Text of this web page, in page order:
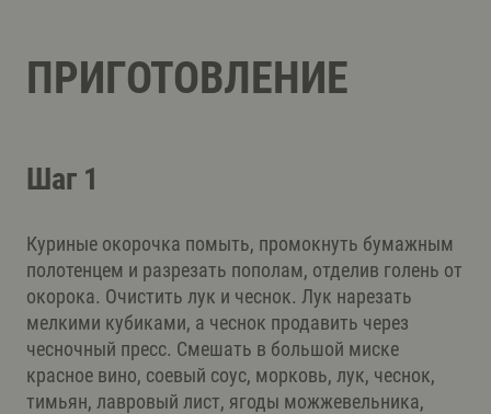
ПРИГОТОВЛЕНИЕ
Шаг 1
Куриные окорочка помыть, промокнуть бумажным
полотенцем и разрезать пополам, отделив голень от
окорока. Очистить лук и чеснок. Лук нарезать
мелкими кубиками, а чеснок продавить через
чесночный пресс. Смешать в большой миске
красное вино, соевый соус, морковь, лук, чеснок,
тимьян, лавровый лист, ягоды можжевельника,